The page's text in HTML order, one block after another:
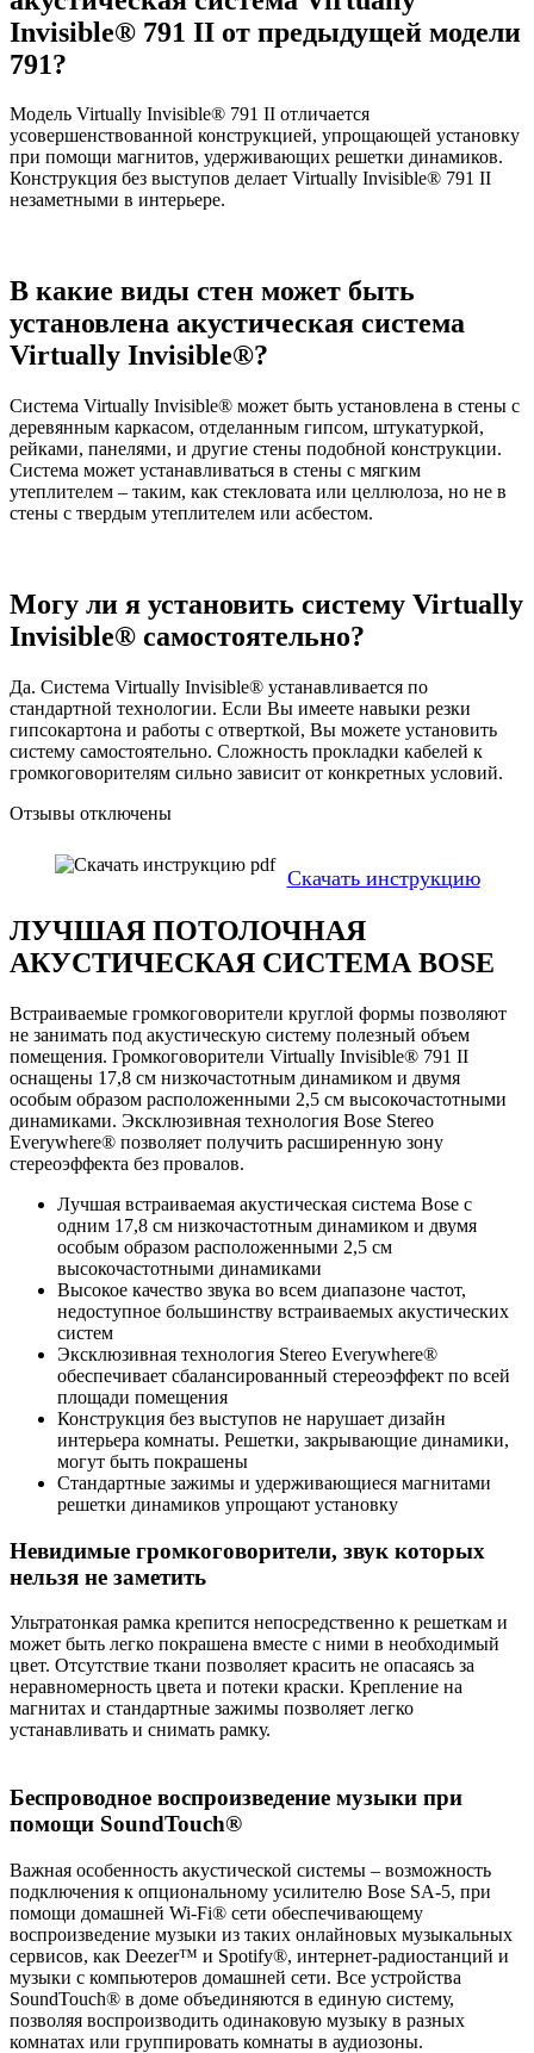
Invisible® 791 II от предыдущей модели
791?
Модель Virtually Invisible® 791 II отличается
усовершенствованной конструкцией, упрощающей установку
при помощи магнитов, удерживающих решетки динамиков.
Конструкция без выступов делает Virtually Invisible® 791 II
незаметными в интерьере.
В какие виды стен может быть
установлена акустическая система
Virtually Invisible®?
Система Virtually Invisible® может быть установлена в стены с
деревянным каркасом, отделанным гипсом, штукатуркой,
рейками, панелями, и другие стены подобной конструкции.
Система может устанавливаться в стены с мягким
утеплителем – таким, как стекловата или целлюлоза, но не в
стены с твердым утеплителем или асбестом.
Могу ли я установить систему Virtually
Invisible® самостоятельно?
Да. Система Virtually Invisible® устанавливается по
стандартной технологии. Если Вы имеете навыки резки
гипсокартона и работы с отверткой, Вы можете установить
систему самостоятельно. Сложность прокладки кабелей к
громкоговорителям сильно зависит от конкретных условий.
Отзывы отключены
Скачать инструкцию
ЛУЧШАЯ ПОТОЛОЧНАЯ
АКУСТИЧЕСКАЯ СИСТЕМА BOSE
Встраиваемые громкоговорители круглой формы позволяют
не занимать под акустическую систему полезный объем
помещения. Громкоговорители Virtually Invisible® 791 II
оснащены 17,8 см низкочастотным динамиком и двумя
особым образом расположенными 2,5 см высокочастотными
динамиками. Эксклюзивная технология Bose Stereo
Everywhere® позволяет получить расширенную зону
стереоэффекта без провалов.
Лучшая встраиваемая акустическая система Bose с
одним 17,8 см низкочастотным динамиком и двумя
особым образом расположенными 2,5 см
высокочастотными динамиками
Высокое качество звука во всем диапазоне частот,
недоступное большинству встраиваемых акустических
систем
Эксклюзивная технология Stereo Everywhere®
обеспечивает сбалансированный стереоэффект по всей
площади помещения
Конструкция без выступов не нарушает дизайн
интерьера комнаты. Решетки, закрывающие динамики,
могут быть покрашены
Стандартные зажимы и удерживающиеся магнитами
решетки динамиков упрощают установку
Невидимые громкоговорители, звук которых
нельзя не заметить
Ультратонкая рамка крепится непосредственно к решеткам и
может быть легко покрашена вместе с ними в необходимый
цвет. Отсутствие ткани позволяет красить не опасаясь за
неравномерность цвета и потеки краски. Крепление на
магнитах и стандартные зажимы позволяет легко
устанавливать и снимать рамку.
Беспроводное воспроизведение музыки при
помощи SoundTouch®
Важная особенность акустической системы – возможность
подключения к опциональному усилителю Bose SA-5, при
помощи домашней Wi-Fi® сети обеспечивающему
воспроизведение музыки из таких онлайновых музыкальных
сервисов, как Deezer™ и Spotify®, интернет-радиостанций и
музыки с компьютеров домашней сети. Все устройства
SoundTouch® в доме объединяются в единую систему,
позволяя воспроизводить одинаковую музыку в разных
комнатах или группировать комнаты в аудиозоны.